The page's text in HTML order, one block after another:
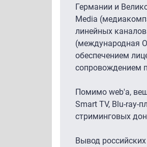
Германии и
Media
линейных
(международная
обеспечением
сопровождением
Помимо web'а,
Smart TV, Blu-ray-
стриминговых
Вывод